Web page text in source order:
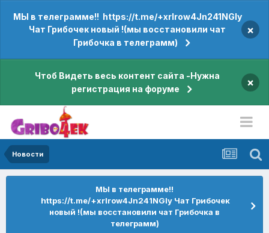
МЫ в телеграмме!! https://t.me/+xrIrow4Jn241NGIy
Чат Грибочек новый !(мы восстановили чат
Грибочка в телеграмм)
×
Чтоб Видеть весь контент сайта -Нужна
регистрация на форуме
×
Новости
МЫ в телеграмме!!
https://t.me/+xrIrow4Jn241NGIy Чат Грибочек
новый !(мы восстановили чат Грибочка в
телеграмм)